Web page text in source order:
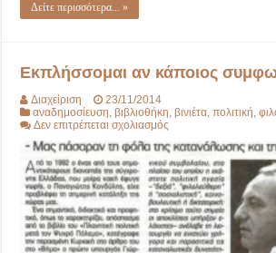
Δείτε περισσότερα... »
Εκπλήσσομαι αν κάποιος
Διαχείριση
23/11/2014
αναδημοσίευση,βιβλιοθήκη,βινιέτα,πολιτική,
Δεν επιτρέπεται σχολιασμός
αν
κάποιος
συμφωνεί
μαζί
μου